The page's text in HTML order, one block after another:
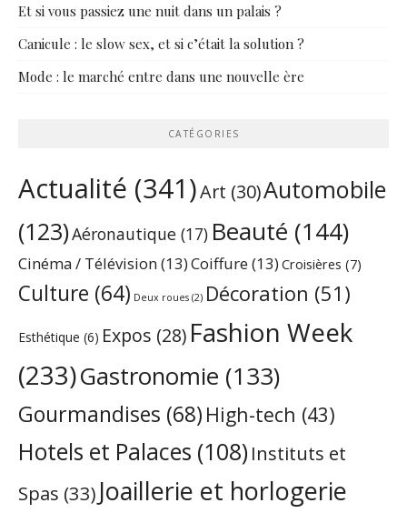
Et si vous passiez une nuit dans un palais ?
Canicule : le slow sex, et si c’était la solution ?
Mode : le marché entre dans une nouvelle ère
CATÉGORIES
Actualité (341)Art (30)Automobile
(123)Aéronautique (17) Beauté (144)
Cinéma / Télévision(13)Coiffure(13) Croisières (7)
Culture (64) Deux roues (2) Décoration (51)
Esthétique (6) Expos (28) Fashion Week
(233)Gastronomie (133)
Gourmandises (68) High-tech (43)
Hotels et Palaces (108) Instituts et
Spas (33) Joaillerie et horlogerie